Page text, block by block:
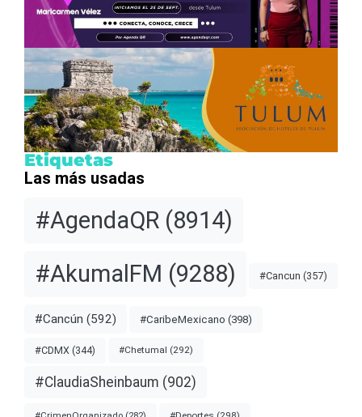
Etiquetas
Las más usadas
#AgendaQR (8914)
#AkumalFM (9288) #Cancun (357)
#Cancún (592) #CaribeMexicano (398)
#CDMX (344) #Chetumal (292)
#ClaudiaSheinbaum (902)